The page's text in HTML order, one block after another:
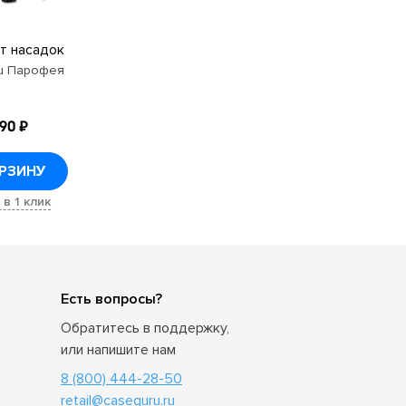
насадок
Парофея
₽
1 клик
Есть вопросы?
Обратитесь в поддержку,
или напишите нам
8 (800) 444-28-50
retail@caseguru.ru